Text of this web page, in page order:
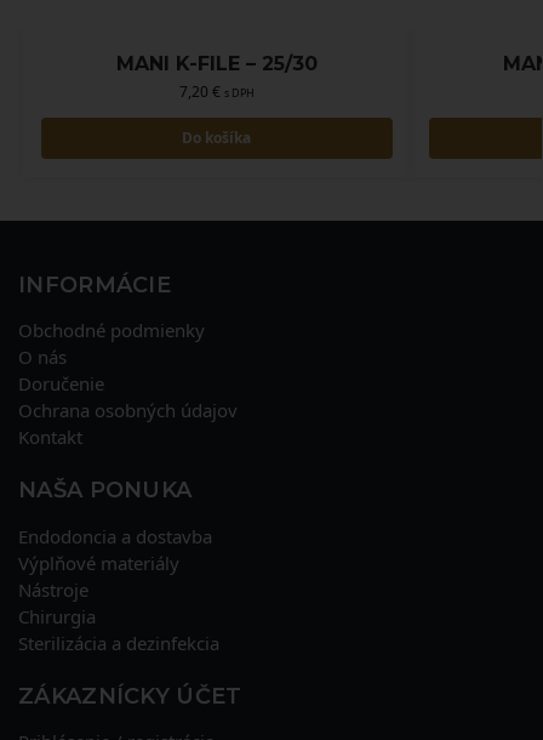
MANI K-FILE – 25/30
7,20 € s DPH
Do košíka
INFORMÁCIE
Obchodné podmienky
O nás
Doručenie
Ochrana osobných údajov
Kontakt
NAŠA PONUKA
Endodoncia a dostavba
Výplňové materiály
Nástroje
Chirurgia
Sterilizácia a dezinfekcia
ZÁKAZNÍCKY ÚČET